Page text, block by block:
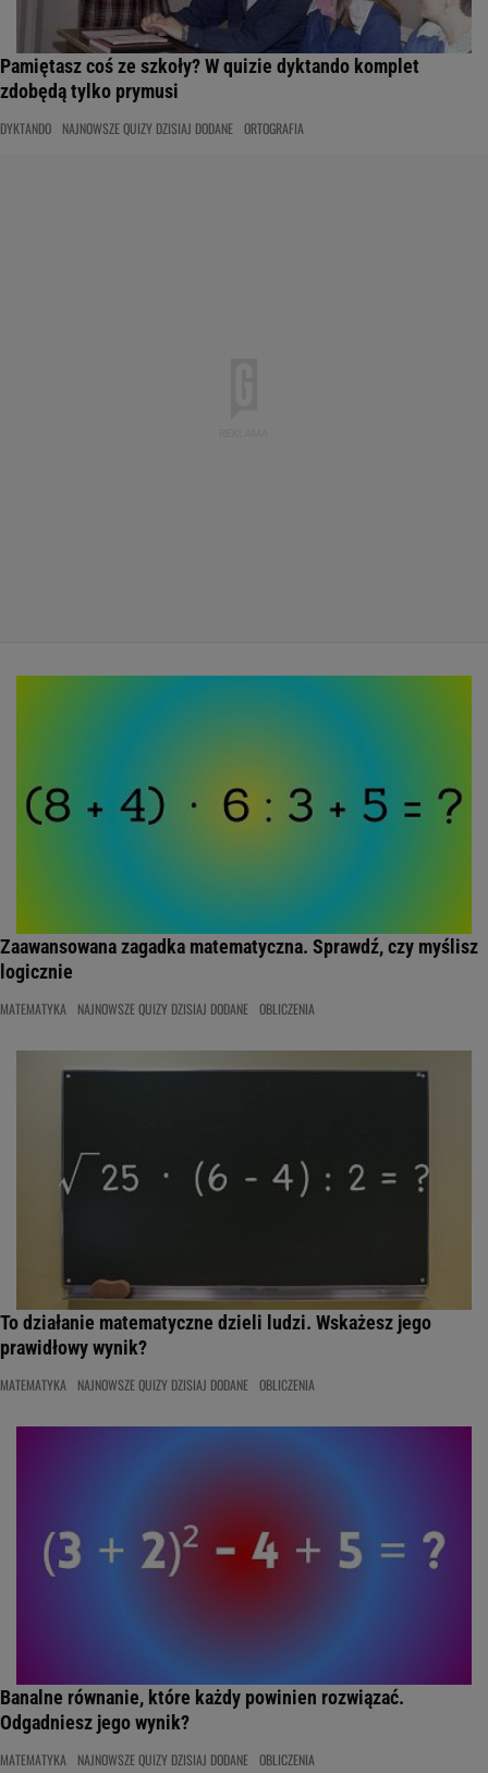
Pamiętasz coś ze szkoły? W quizie dyktando komplet
zdobędą tylko prymusi
DYKTANDO NAJNOWSZE QUIZY DZISIAJ DODANE ORTOGRAFIA
Zaawansowana zagadka matematyczna. Sprawdź, czy myślisz
logicznie
MATEMATYKA NAJNOWSZE QUIZY DZISIAJ DODANE OBLICZENIA
To działanie matematyczne dzieli ludzi. Wskażesz jego
prawidłowy wynik?
MATEMATYKA NAJNOWSZE QUIZY DZISIAJ DODANE OBLICZENIA
Banalne równanie, które każdy powinien rozwiązać.
Odgadniesz jego wynik?
MATEMATYKA NAJNOWSZE QUIZY DZISIAJ DODANE OBLICZENIA